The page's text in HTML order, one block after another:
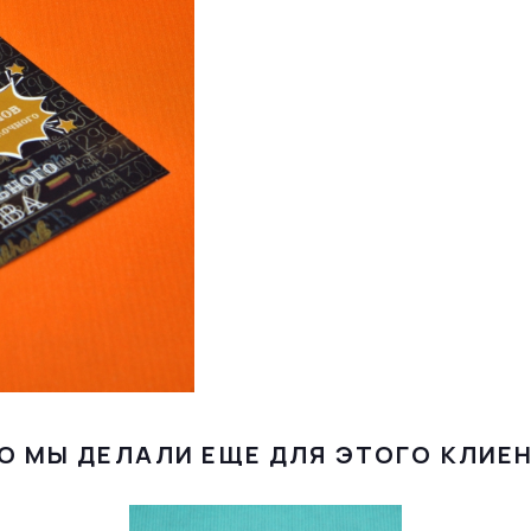
МЫ ДЕЛАЛИ ЕЩЕ ДЛЯ ЭТОГО